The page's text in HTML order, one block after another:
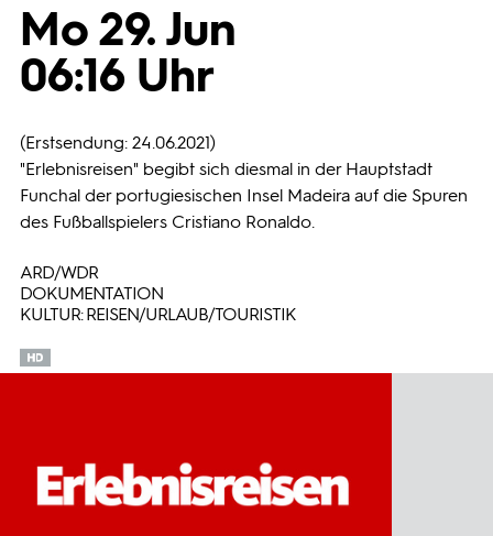
Mo 29. Jun
06:16 Uhr
(Erstsendung: 24.06.2021)
"Erlebnisreisen" begibt sich diesmal in der Hauptstadt
Funchal der portugiesischen Insel Madeira auf die Spuren
des Fußballspielers Cristiano Ronaldo.
ARD/WDR
DOKUMENTATION
KULTUR: REISEN/URLAUB/TOURISTIK